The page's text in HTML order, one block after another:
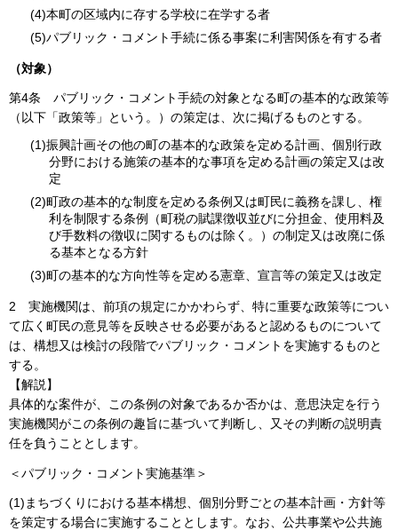
(4)本町の区域内に存する学校に在学する者
(5)パブリック・コメント手続に係る事案に利害関係を有する者
（対象）
第4条
パブリック・コメント手続の対象となる町の基本的な政策等
（以下「政策等」という。）の策定は、次に掲げるものとする。
(1)振興計画その他の町の基本的な政策を定める計画、個別行政
分野における施策の基本的な事項を定める計画の策定又は改
定
(2)町政の基本的な制度を定める条例又は町民に義務を課し、権
利を制限する条例（町税の賦課徴収並びに分担金、使用料及
び手数料の徴収に関するものは除く。）の制定又は改廃に係
る基本となる方針
(3)町の基本的な方向性等を定める憲章、宣言等の策定又は改定
2
実施機関は、前項の規定にかかわらず、特に重要な政策等につい
て広く町民の意見等を反映させる必要があると認めるものについて
は、構想又は検討の段階でパブリック・コメントを実施するものと
する。
【解説】
具体的な案件が、この条例の対象であるか否かは、意思決定を行う
実施機関がこの条例の趣旨に基づいて判断し、又その判断の説明責
任を負うこととします。
＜パブリック・コメント実施基準＞
(1)まちづくりにおける基本構想、個別分野ごとの基本計画・方針等
を策定する場合に実施することとします。なお、公共事業や公共施